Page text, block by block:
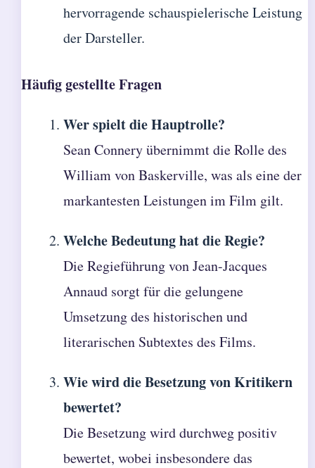
hervorragende schauspielerische Leistung
der Darsteller.
Häufig gestellte Fragen
Wer spielt die Hauptrolle?
Sean Connery übernimmt die Rolle des
William von Baskerville, was als eine der
markantesten Leistungen im Film gilt.
Welche Bedeutung hat die Regie?
Die Regieführung von Jean-Jacques
Annaud sorgt für die gelungene
Umsetzung des historischen und
literarischen Subtextes des Films.
Wie wird die Besetzung von Kritikern
bewertet?
Die Besetzung wird durchweg positiv
bewertet, wobei insbesondere das